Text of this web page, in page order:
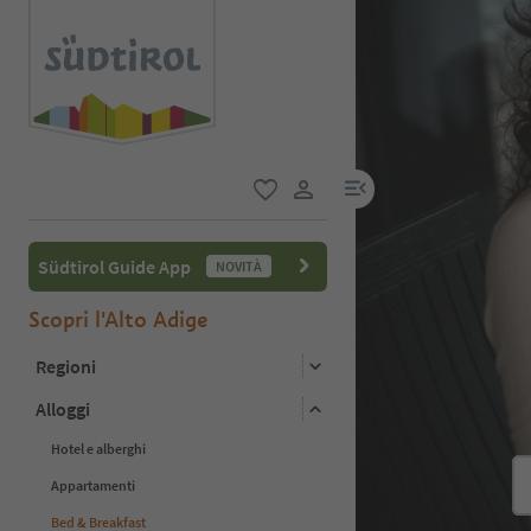
user link
menu link
Südtirol Guide App NOVITÀ
Scopri l'Alto Adige
Regioni
Alloggi
Hotel e alberghi
Appartamenti
Bed & Breakfast